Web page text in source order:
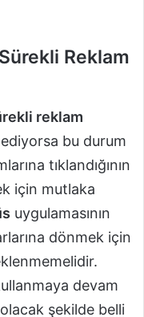
Reklam
reklam
bu durum
tıklandığının
için mutlaka
uygulamasının
dönmek için
devam
şekilde belli